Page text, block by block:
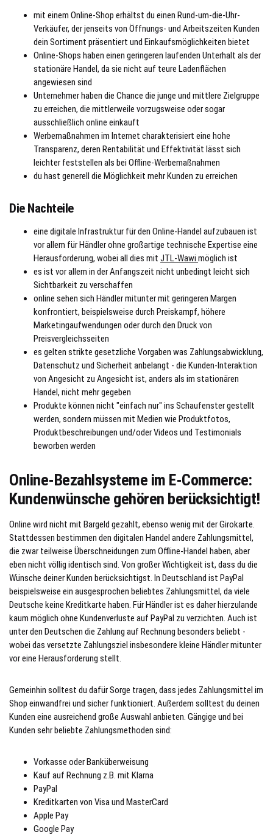
mit einem Online-Shop erhältst du einen Rund-um-die-Uhr-
Verkäufer, der jenseits von Öffnungs- und Arbeitszeiten Kunden
dein Sortiment präsentiert und Einkaufsmöglichkeiten bietet
Online-Shops haben einen geringeren laufenden Unterhalt als der
stationäre Handel, da sie nicht auf teure Ladenflächen
angewiesen sind
Unternehmer haben die Chance die junge und mittlere Zielgruppe
zu erreichen, die mittlerweile vorzugsweise oder sogar
ausschließlich online einkauft
Werbemaßnahmen im Internet charakterisiert eine hohe
Transparenz, deren Rentabilität und Effektivität lässt sich
leichter feststellen als bei Offline-Werbemaßnahmen
du hast generell die Möglichkeit mehr Kunden zu erreichen
Die Nachteile
eine digitale Infrastruktur für den Online-Handel aufzubauen ist
vor allem für Händler ohne großartige technische Expertise eine
Herausforderung, wobei all dies mit JTL-Wawi möglich ist
es ist vor allem in der Anfangszeit nicht unbedingt leicht sich
Sichtbarkeit zu verschaffen
online sehen sich Händler mitunter mit geringeren Margen
konfrontiert, beispielsweise durch Preiskampf, höhere
Marketingaufwendungen oder durch den Druck von
Preisvergleichsseiten
es gelten strikte gesetzliche Vorgaben was Zahlungsabwicklung,
Datenschutz und Sicherheit anbelangt - die Kunden-Interaktion
von Angesicht zu Angesicht ist, anders als im stationären
Handel, nicht mehr gegeben
Produkte können nicht "einfach nur" ins Schaufenster gestellt
werden, sondern müssen mit Medien wie Produktfotos,
Produktbeschreibungen und/oder Videos und Testimonials
beworben werden
Online-Bezahlsysteme im E-Commerce:
Kundenwünsche gehören berücksichtigt!
Online wird nicht mit Bargeld gezahlt, ebenso wenig mit der Girokarte.
Stattdessen bestimmen den digitalen Handel andere Zahlungsmittel,
die zwar teilweise Überschneidungen zum Offline-Handel haben, aber
eben nicht völlig identisch sind. Von großer Wichtigkeit ist, dass du die
Wünsche deiner Kunden berücksichtigst. In Deutschland ist PayPal
beispielsweise ein ausgesprochen beliebtes Zahlungsmittel, da viele
Deutsche keine Kreditkarte haben. Für Händler ist es daher hierzulande
kaum möglich ohne Kundenverluste auf PayPal zu verzichten. Auch ist
unter den Deutschen die Zahlung auf Rechnung besonders beliebt -
wobei das versetzte Zahlungsziel insbesondere kleine Händler mitunter
vor eine Herausforderung stellt.
Gemeinhin solltest du dafür Sorge tragen, dass jedes Zahlungsmittel im
Shop einwandfrei und sicher funktioniert. Außerdem solltest du deinen
Kunden eine ausreichend große Auswahl anbieten. Gängige und bei
Kunden sehr beliebte Zahlungsmethoden sind:
Vorkasse oder Banküberweisung
Kauf auf Rechnung z.B. mit Klarna
PayPal
Kreditkarten von Visa und MasterCard
Apple Pay
Google Pay